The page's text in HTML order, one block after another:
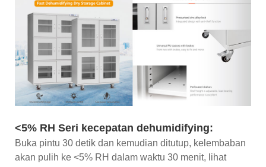
<5% RH Seri kecepatan dehumidifying:
Buka pintu 30 detik dan kemudian ditutup, kelembaban
akan pulih ke <5% RH dalam waktu 30 menit, lihat